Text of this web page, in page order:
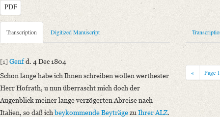
PDF
Metadata Concerning Header
Sender: August Wilhelm von Schlegel
Recipient: Heinrich Carl Abraham Eichstaedt
Place of Destination: Jena
Date: 04.12.1804
Notations: Empfangsort erschlossen.
Transcription Digitized Manuscript
[1] Genfd. 4 Dec 1804
Schon lange habe ich Ihnen schreiben wollen werthester
Herr Hofrath, u nun überrascht mich doch der
Augenblick meiner lange verzögerten Abreise nach
Italien, so daß ichbeykommende Beyträgezu Ihrer ALZ.
« Page 1